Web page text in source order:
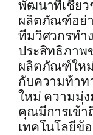
พัฒนาที่เชี่ย
ผลิตภัณฑ์อย่า
ทีมวิศวกรทำ
ประสิทธิภา
ผลิตภัณฑ์ใหม่
กับความท้าท
ใหม่ ความมุ่
คุณมีการเข้า
เทคโนโลยีข้